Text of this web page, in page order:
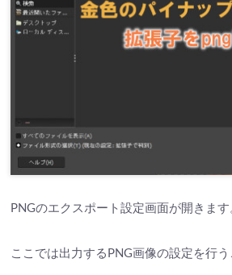
PNGのエクスポート設定画面が開きます
ここでは出力するPNG画像の設定を行う